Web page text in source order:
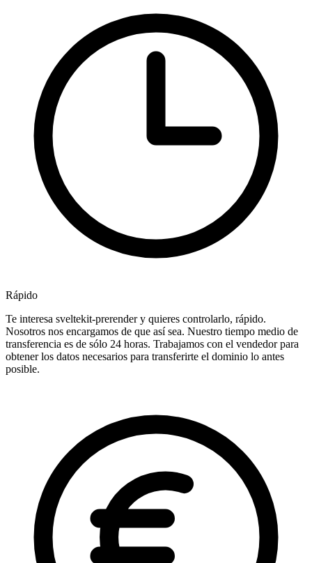
Rápido
Te interesa sveltekit-prerender y quieres controlarlo, rápido.
Nosotros nos encargamos de que así sea. Nuestro tiempo medio de
transferencia es de sólo 24 horas. Trabajamos con el vendedor para
obtener los datos necesarios para transferirte el dominio lo antes
posible.